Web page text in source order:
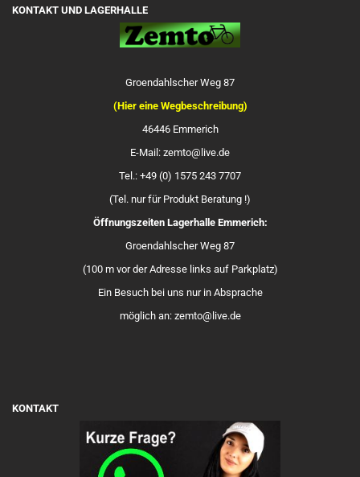
KONTAKT UND LAGERHALLE
Groendahlscher Weg 87
(Hier eine Wegbeschreibung)
46446 Emmerich
E-Mail: zemto@live.de
Tel.: +49 (0) 1575 243 7707
(Tel. nur für Produkt Beratung !)
Öffnungszeiten Lagerhalle Emmerich:
Groendahlscher Weg 87
(100 m vor der Adresse links auf Parkplatz)
Ein Besuch bei uns nur in Absprache
möglich an: zemto@live.de
KONTAKT